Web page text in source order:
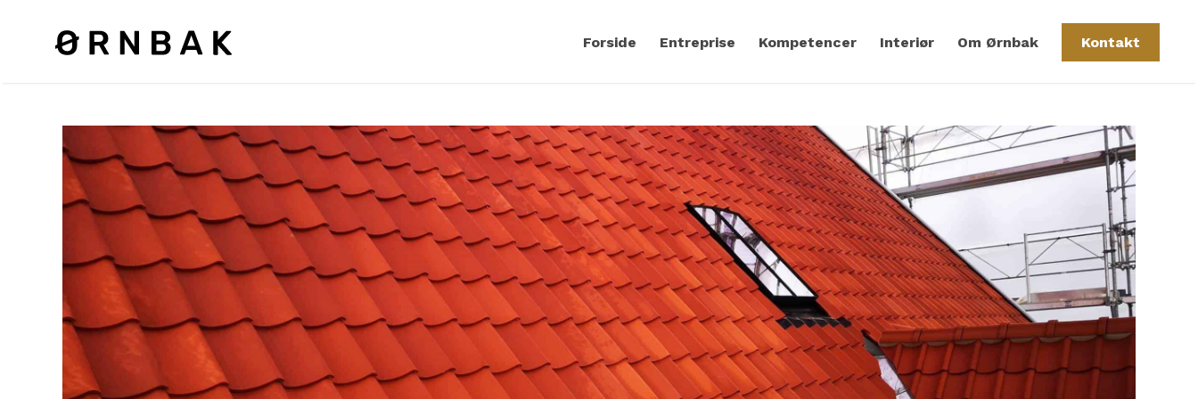
Forside Entreprise Kompetencer Interiør Om Ørnbak Kontakt